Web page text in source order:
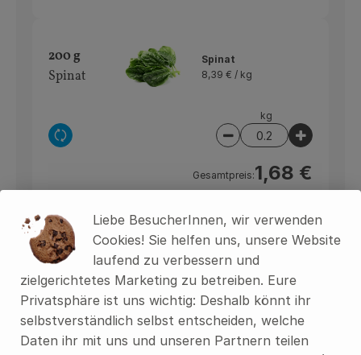
200 g
Spinat
Auswahl ändern
Spinat
8,39 € / kg
kg
Artikelanzahl
Gesamtpreis:1,68 €
100 g
Austernpil
ze
Auswahl ändern
Austernpilze
16,19 € /kg
kg
Artikelanzahl
Liebe BesucherInnen, wir verwenden
Cookies! Sie helfen uns, unsere Website
laufend zu verbessern und
zielgerichtetes Marketing zu betreiben. Eure
Privatsphäre ist uns wichtig: Deshalb könnt ihr
selbstverständlich selbst entscheiden, welche
Daten ihr mit uns und unseren Partnern teilen